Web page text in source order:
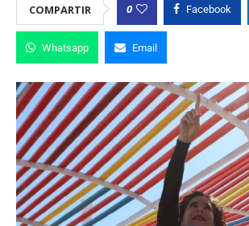
COMPARTIR 0 Facebook
Whatsapp Email